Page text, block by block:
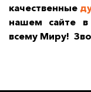
качественные
нашем сайте в
всему Миру!